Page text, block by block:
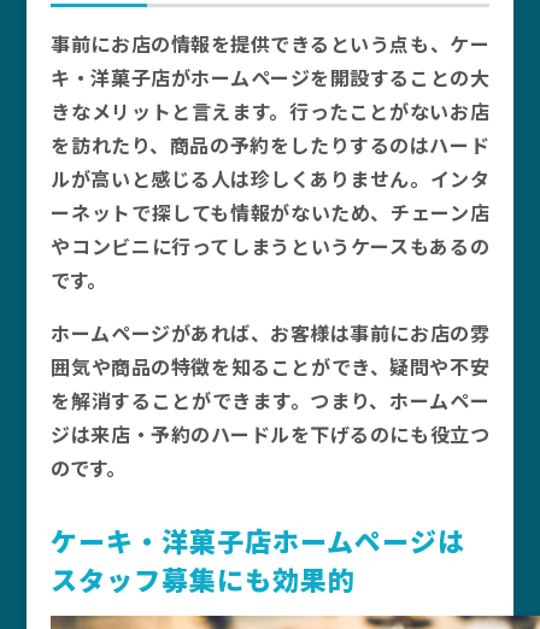
事前にお店の情報を提供できるという点も、ケー
キ・洋菓子店がホームページを開設することの大
きなメリットと言えます。行ったことがないお店
を訪れたり、商品の予約をしたりするのはハード
ルが高いと感じる人は珍しくありません。インタ
ーネットで探しても情報がないため、チェーン店
やコンビニに行ってしまうというケースもあるの
です。
ホームページがあれば、お客様は事前にお店の雰
囲気や商品の特徴を知ることができ、疑問や不安
を解消することができます。つまり、ホームペー
ジは来店・予約のハードルを下げるのにも役立つ
のです。
ケーキ・洋菓子店ホームページは
スタッフ募集にも効果的